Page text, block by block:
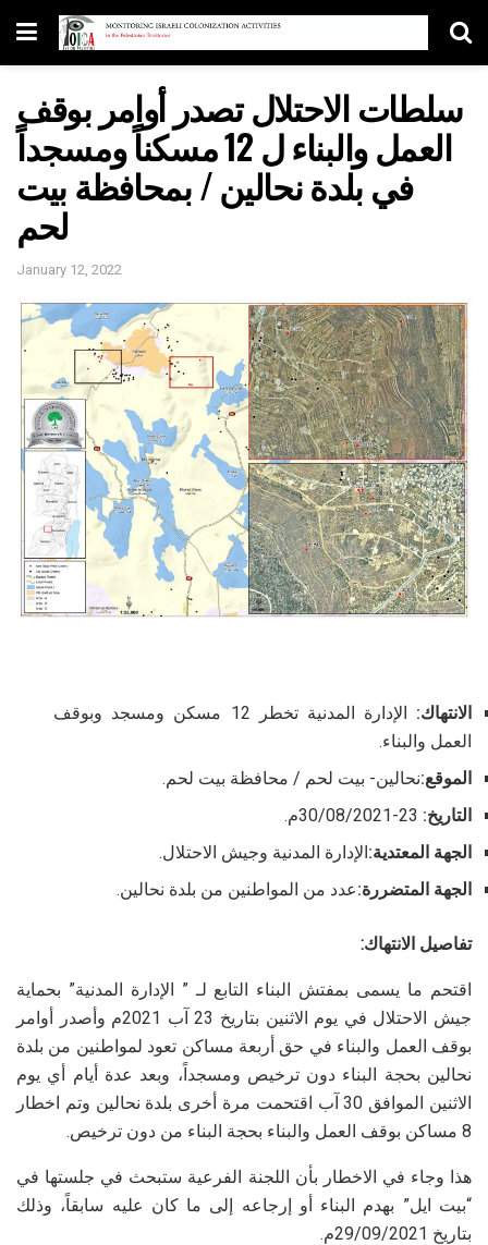
سلطات الاحتلال تصدر أوامر بوقف
العمل والبناء ل 12 مسكناً ومسجداً
في بلدة نحالين / بمحافظة بيت
لحم
January 12, 2022
الانتهاك:
الإدارة المدنية تخطر 12 مسكن ومسجد وبوقف
العمل والبناء.
الموقع:نحالين- بيت لحم / محافظة بيت لحم.
التاريخ: 23-30/08/2021م.
الجهة المعتدية:الإدارة المدنية وجيش الاحتلال.
الجهة المتضررة:عدد من المواطنين من بلدة نحالين.
تفاصيل الانتهاك:
اقتحم ما يسمى بمفتش البناء التابع لـ ” الإدارة المدنية” بحماية
جيش الاحتلال في يوم الاثنين بتاريخ 23 آب 2021م وأصدر أوامر
بوقف العمل والبناء في حق أربعة مساكن تعود لمواطنين من بلدة
نحالين بحجة البناء دون ترخيص ومسجداً، وبعد عدة أيام أي يوم
الاثنين الموافق 30 آب اقتحمت مرة أخرى بلدة نحالين وتم اخطار
8 مساكن بوقف العمل والبناء بحجة البناء من دون ترخيص.
هذا وجاء في الاخطار بأن اللجنة الفرعية ستبحث في جلستها في
“بيت ايل” بهدم البناء أو إرجاعه إلى ما كان عليه سابقاً، وذلك
بتاريخ 29/09/2021م.